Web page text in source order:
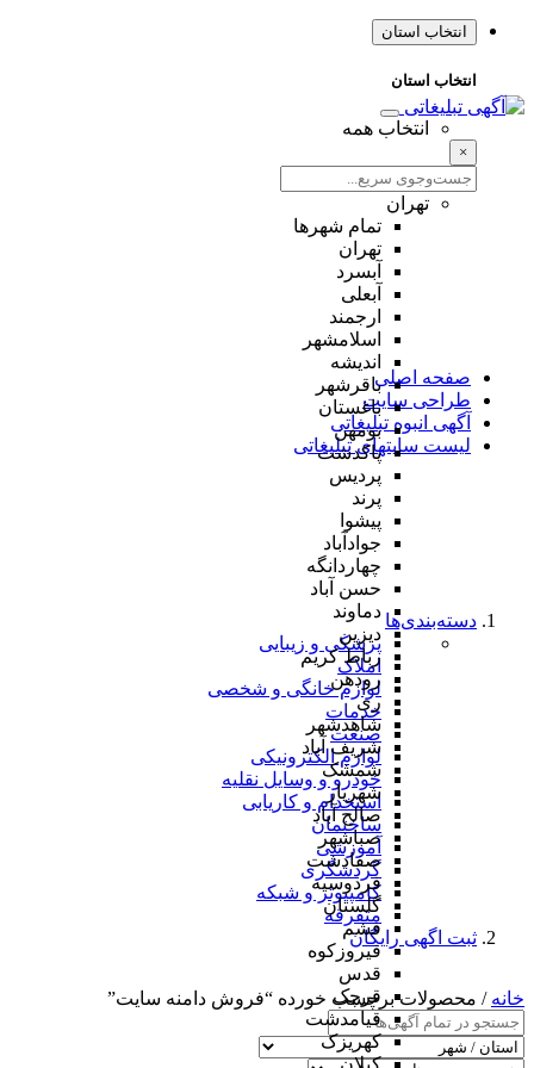
انتخاب استان
انتخاب استان
انتخاب همه
×
تهران
تمام شهر‌ها
تهران
آبسرد
آبعلی
ارجمند
اسلامشهر
اندیشه
باقرشهر
باغستان
بومهن
پاکدشت
پردیس
پرند
پیشوا
جوادآباد
چهاردانگه
حسن آباد
دماوند
دیزین
رباط کریم
رودهن
ری
شاهدشهر
شریف آباد
شمشک
شهریار
صالح آباد
صباشهر
صفادشت
فردوسیه
گلستان
فشم
فیروزکوه
قدس
قرچک
قیامدشت
کهریزک
صفحه اصلی
طراحی سایت
آگهی انبوه تبلیغاتی
لیست سایتهای تبلیغاتی
دسته‌بندی‌ها
پزشکی و زیبایی
املاک
لوازم خانگی و شخصی
خدمات
صنعت
لوازم الکترونیکی
خودرو و وسایل نقلیه
استخدام و کاریابی
ساختمان
آموزشی
گردشگری
کامپیوتر و شبکه
متفرقه
ثبت اگهی رایگان
خانه / محصولات برچسب خورده “فروش دامنه سایت”